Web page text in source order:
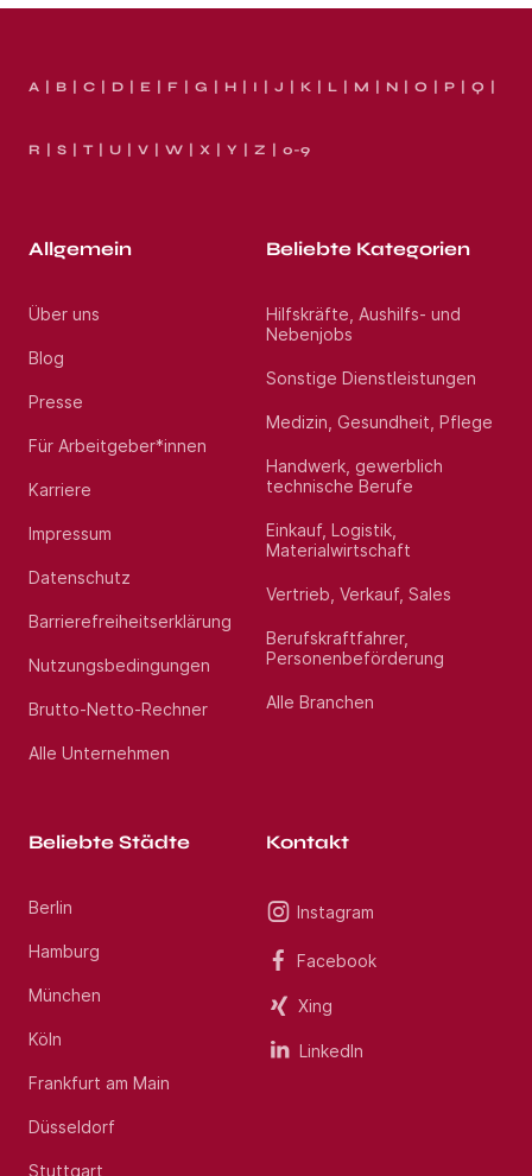
A B C D E F G H I J K L M N O P Q
R S T U V W X Y Z 0-9
Allgemein
Über uns
Blog
Presse
Für Arbeitgeber*innen
Karriere
Impressum
Datenschutz
Barrierefreiheitserklärung
Nutzungsbedingungen
Brutto-Netto-Rechner
Alle Unternehmen
Beliebte Kategorien
Hilfskräfte, Aushilfs- und
Nebenjobs
Sonstige Dienstleistungen
Medizin, Gesundheit, Pflege
Handwerk, gewerblich
technische Berufe
Einkauf, Logistik,
Materialwirtschaft
Vertrieb, Verkauf, Sales
Berufskraftfahrer,
Personenbeförderung
Alle Branchen
Beliebte Städte
Berlin
Hamburg
München
Köln
Frankfurt am Main
Düsseldorf
Stuttgart
Kontakt
Instagram
Facebook
Xing
LinkedIn